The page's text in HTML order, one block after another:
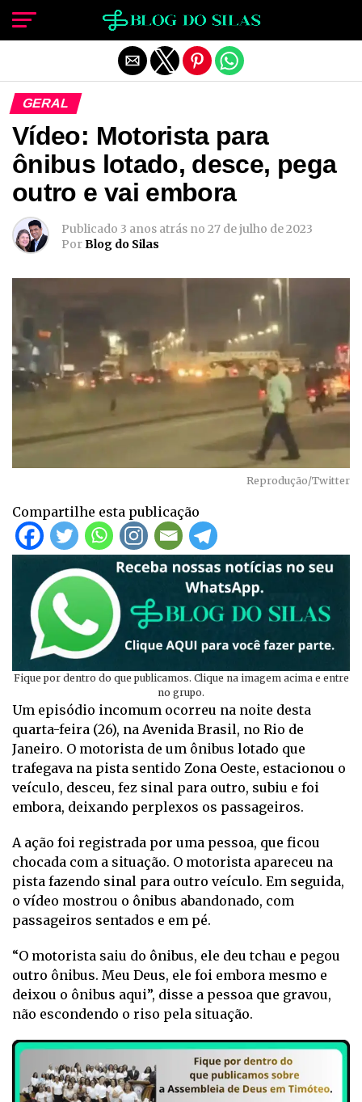
GERAL
Vídeo: Motorista para
ônibus lotado, desce, pega
outro e vai embora
Publicado 3 anos atrás no 27 de julho de 2023
PorBlog do Silas
Reprodução/Twitter
Compartilhe esta publicação
Fique por dentro do que publicamos. Clique na imagem acima e entre
no grupo.
Um episódio incomum ocorreu na noite desta
quarta-feira (26), na Avenida Brasil, no Rio de
Janeiro. O motorista de um ônibus lotado que
trafegava na pista sentido Zona Oeste, estacionou o
veículo, desceu, fez sinal para outro, subiu e foi
embora, deixando perplexos os passageiros.
A ação foi registrada por uma pessoa, que ficou
chocada com a situação. O motorista apareceu na
pista fazendo sinal para outro veículo. Em seguida,
o vídeo mostrou o ônibus abandonado, com
passageiros sentados e em pé.
“O motorista saiu do ônibus, ele deu tchau e pegou
outro ônibus. Meu Deus, ele foi embora mesmo e
deixou o ônibus aqui”, disse a pessoa que gravou,
não escondendo o riso pela situação.
Sair da versão mobile